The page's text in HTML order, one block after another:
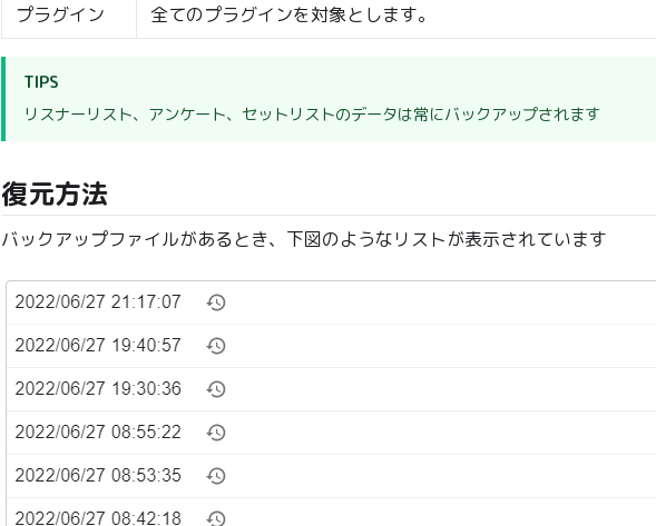
プラグイン
全てのプラグインを対象とします。
TIPS
リスナーリスト、アンケート、セットリストのデータは常にバックアップされます
復元方法
バックアップファイルがあるとき、下図のようなリストが表示されています